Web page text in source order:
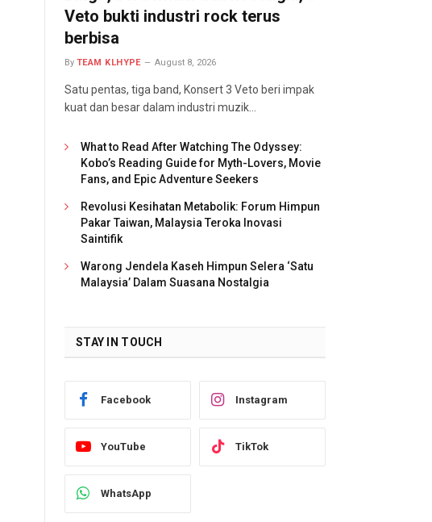
Veto bukti industri rock terus
berbisa
By TEAM KLHYPE August 8, 2026
Satu pentas, tiga band, Konsert 3 Veto beri impak
kuat dan besar dalam industri muzik…
What to Read After Watching The Odyssey:
Kobo’s Reading Guide for Myth-Lovers, Movie
Fans, and Epic Adventure Seekers
Revolusi Kesihatan Metabolik: Forum Himpun
Pakar Taiwan, Malaysia Teroka Inovasi
Saintifik
Warong Jendela Kaseh Himpun Selera ‘Satu
Malaysia’ Dalam Suasana Nostalgia
STAY IN TOUCH
Facebook Instagram
YouTube TikTok
WhatsApp